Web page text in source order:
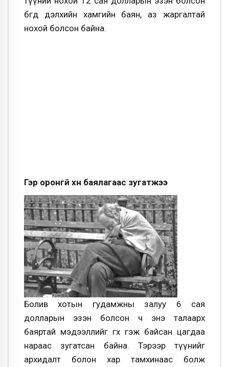
бөгөөд дэлхийн хамгийн баян, аз жаргалтай
нохой болсон байна.
Гэр оронгүй хүн баялагаас зугатжээ
Болив хотын гудамжны залуу 6 сая
долларын эзэн болсон ч энэ талаарх
баяртай мэдээллийг өгөх гэж байсан цагдаа
нараас зугатсан байна. Тэрээр түүнийг
архидалт болон хар тамхинаас болж